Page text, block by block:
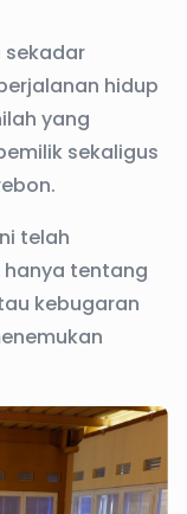
sekadar
hidup
yang
sekaligus
telah
tentang
kebugaran